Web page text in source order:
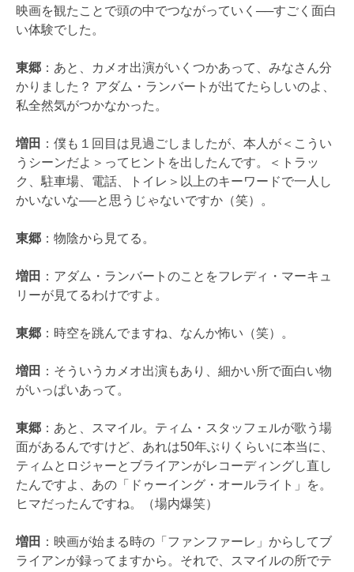
映画を観たことで頭の中でつながっていく──すごく面白
い体験でした。
東郷 ：あと、カメオ出演がいくつかあって、みなさん分
かりました？ アダム・ランバートが出てたらしいのよ、
私全然気がつかなかった。
増田 ：僕も１回目は見過ごしましたが、本人が＜こうい
うシーンだよ＞ってヒントを出したんです。＜トラッ
ク、駐車場、電話、トイレ＞以上のキーワードで一人し
かいないな──と思うじゃないですか（笑）。
東郷 ：物陰から見てる。
増田 ：アダム・ランバートのことをフレディ・マーキュ
リーが見てるわけですよ。
東郷 ：時空を跳んでますね、なんか怖い（笑）。
増田 ：そういうカメオ出演もあり、細かい所で面白い物
がいっぱいあって。
東郷 ：あと、スマイル。ティム・スタッフェルが歌う場
面があるんですけど、あれは50年ぶりくらいに本当に、
ティムとロジャーとブライアンがレコーディングし直し
たんですよ、あの「ドゥーイング・オールライト」を。
ヒマだったんですね。（場内爆笑）
増田 ：映画が始まる時の「ファンファーレ」からしてブ
ライアンが録ってますから。それで、スマイルの所でテ